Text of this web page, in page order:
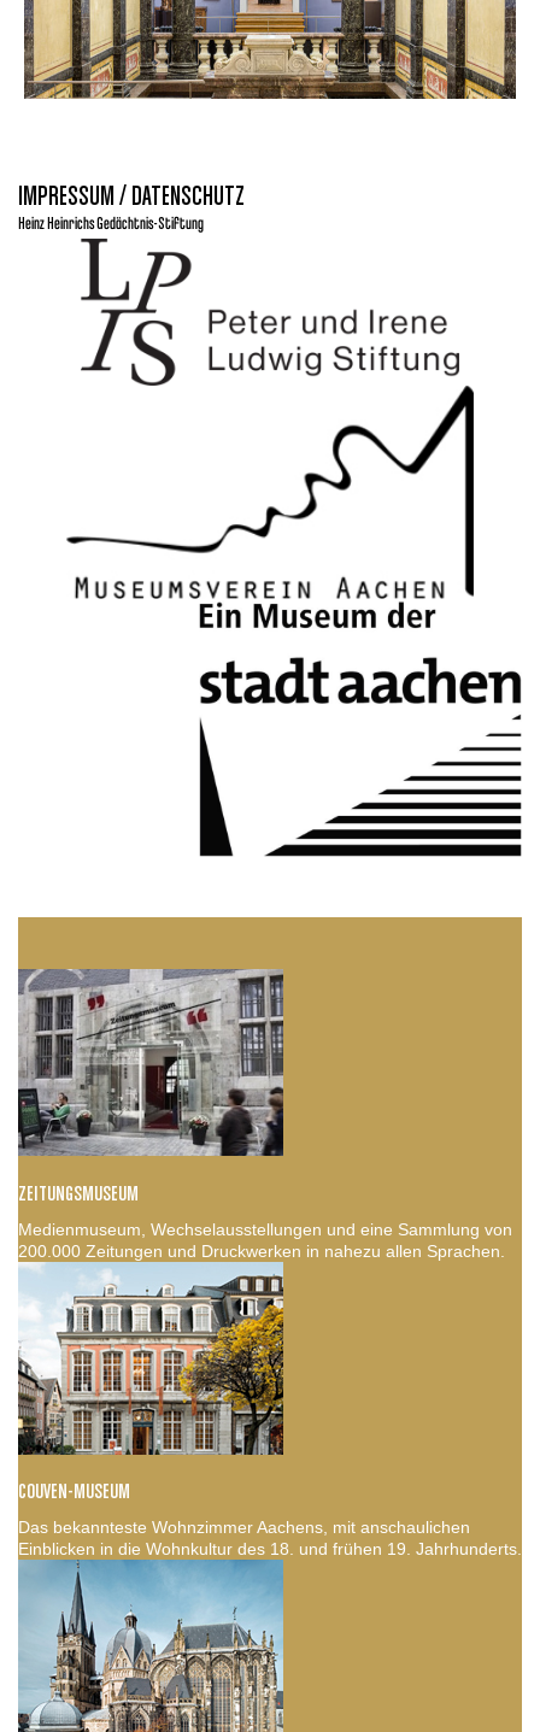
IMPRESSUM / DATENSCHUTZ
Heinz Heinrichs Gedächtnis-Stiftung
ZEITUNGSMUSEUM
Medienmuseum, Wechselausstellungen und eine Sammlung von
200.000 Zeitungen und Druckwerken in nahezu allen Sprachen.
COUVEN-MUSEUM
Das bekannteste Wohnzimmer Aachens, mit anschaulichen
Einblicken in die Wohnkultur des 18. und frühen 19. Jahrhunderts.